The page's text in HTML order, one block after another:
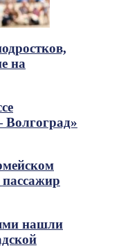
на
нашли